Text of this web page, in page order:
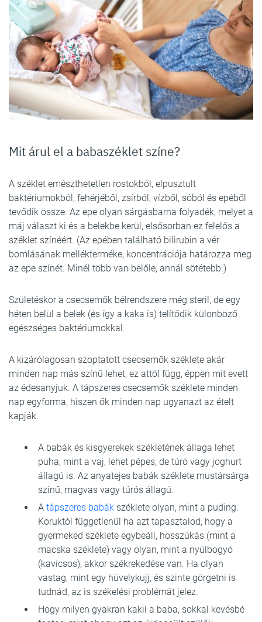
Mit árul el a babaszéklet színe?
A széklet emészthetetlen rostokból, elpusztult
baktériumokból, fehérjéből, zsírból, vízből, sóból és epéből
tevődik össze. Az epe olyan sárgásbarna folyadék, melyet a
máj választ ki és a belekbe kerül, elsősorban ez felelős a
széklet színéért. (Az epében található bilirubin a vér
bomlásának mellékterméke, koncentrációja határozza meg
az epe színét. Minél több van belőle, annál sötétebb.)
Születéskor a csecsemők bélrendszere még steril, de egy
héten belül a belek (és így a kaka is) telítődik különböző
egészséges baktériumokkal.
A kizárólagosan szoptatott csecsemők széklete akár
minden nap más színű lehet, ez attól függ, éppen mit evett
az édesanyjuk. A tápszeres csecsemők széklete minden
nap egyforma, hiszen ők minden nap ugyanazt az ételt
kapják.
A babák és kisgyerekek székletének állaga lehet
puha, mint a vaj, lehet pépes, de túró vagy joghurt
állagú is. Az anyatejes babák széklete mustársárga
színű, magvas vagy túrós állagú.
A tápszeres babák széklete olyan, mint a puding.
Koruktól függetlenül ha azt tapasztalod, hogy a
gyermeked széklete egybeáll, hosszúkás (mint a
macska széklete) vagy olyan, mint a nyúlbogyó
(kavicsos), akkor székrekedése van. Ha olyan
vastag, mint egy hüvelykujj, és szinte görgetni is
tudnád, az is székelési problémát jelez.
Hogy milyen gyakran kakil a baba, sokkal kevésbé